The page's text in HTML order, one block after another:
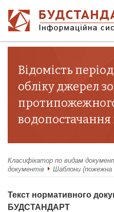
Відомість
обліку джерел
водопостачання
Класифікатор по видам
документів
Шаблони (пожежна
Текст нормативного
БУДСТАНДАРТ